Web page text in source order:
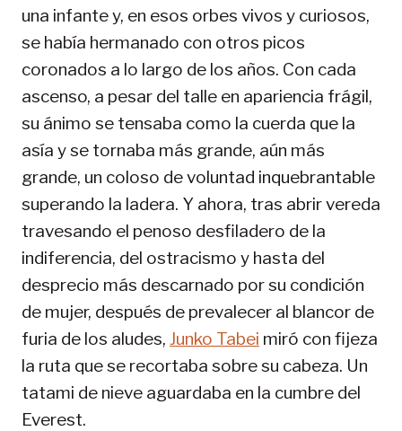
una infante y, en esos orbes vivos y curiosos,
se había hermanado con otros picos
coronados a lo largo de los años. Con cada
ascenso, a pesar del talle en apariencia frágil,
su ánimo se tensaba como la cuerda que la
asía y se tornaba más grande, aún más
grande, un coloso de voluntad inquebrantable
superando la ladera. Y ahora, tras abrir vereda
travesando el penoso desfiladero de la
indiferencia, del ostracismo y hasta del
desprecio más descarnado por su condición
de mujer, después de prevalecer al blancor de
furia de los aludes, Junko Tabei miró con fijeza
la ruta que se recortaba sobre su cabeza. Un
tatami de nieve aguardaba en la cumbre del
Everest.